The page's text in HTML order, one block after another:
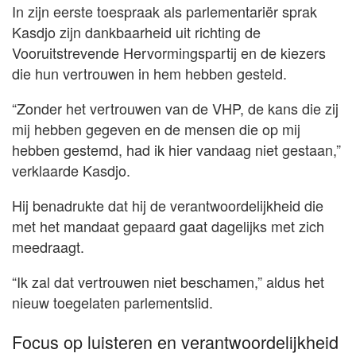
In zijn eerste toespraak als parlementariër sprak
Kasdjo zijn dankbaarheid uit richting de
Vooruitstrevende Hervormingspartij en de kiezers
die hun vertrouwen in hem hebben gesteld.
“Zonder het vertrouwen van de VHP, de kans die zij
mij hebben gegeven en de mensen die op mij
hebben gestemd, had ik hier vandaag niet gestaan,”
verklaarde Kasdjo.
Hij benadrukte dat hij de verantwoordelijkheid die
met het mandaat gepaard gaat dagelijks met zich
meedraagt.
“Ik zal dat vertrouwen niet beschamen,” aldus het
nieuw toegelaten parlementslid.
Focus op luisteren en verantwoordelijkheid